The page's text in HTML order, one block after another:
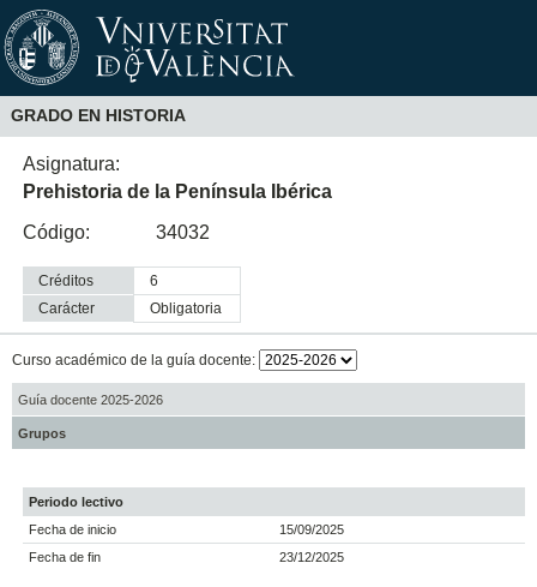
GRADO EN HISTORIA
Asignatura:
Prehistoria de la Península Ibérica
Código:
34032
Créditos
6
Carácter
obligatoria
Curso académico de la guía docente:
Guía docente 2025-2026
Grupos
Periodo lectivo
Fecha de inicio
15/09/2025
Fecha de fin
23/12/2025